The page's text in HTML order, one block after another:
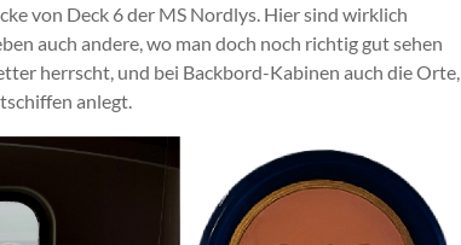
von Deck 6 der MS Nordlys. Hier sind wirklich
auch andere, wo man doch noch richtig gut sehen
herrscht, und bei Backbord-Kabinen auch die Orte,
anlegt.